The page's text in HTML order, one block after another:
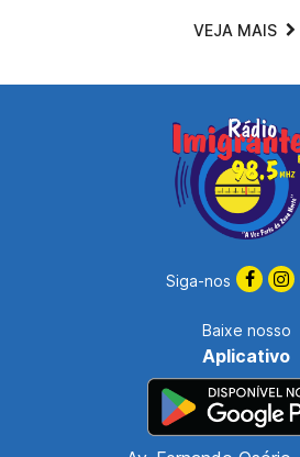
VEJA MAIS
Siga-nos
Baixe nosso
Aplicativo